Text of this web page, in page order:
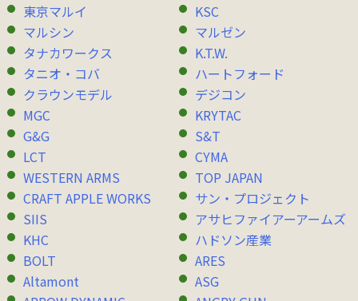
東京マルイ
KSC
マルシン
マルゼン
タナカワークス
K.T.W.
タニオ・コバ
ハートフォード
クラウンモデル
デジコン
MGC
KRYTAC
G&G
S&T
LCT
CYMA
WESTERN ARMS
TOP JAPAN
CRAFT APPLE WORKS
サン・プロジェクト
SIIS
アサヒファイアーアームズ
KHC
ハドソン産業
BOLT
ARES
Altamont
ASG